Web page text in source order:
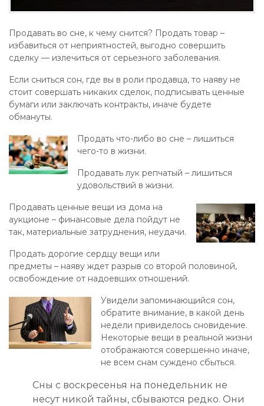
Продавать во сне, к чему снится? Продать товар –
избавиться от неприятностей, выгодно совершить
сделку — излечиться от серьезного заболевания.
Если сниться сон, где вы в роли продавца, то наяву не
стоит совершать никаких сделок, подписывать ценные
бумаги или заключать контракты, иначе будете
обмануты.
Продать что-либо во сне – лишиться
чего-то в жизни.
Продавать лук репчатый – лишиться
удовольствий в жизни.
Продавать ценные вещи из дома на
аукционе – финансовые дела пойдут не
так, материальные затруднения, неудачи.
Продать дорогие сердцу вещи или
предметы – наяву ждет разрыв со второй половиной,
освобождение от надоевших отношений.
Увидели запоминающийся сон,
обратите внимание, в какой день
недели привиделось сновидение.
Некоторые вещи в реальной жизни
отображаются совершенно иначе,
не всем снам суждено сбыться.
Сны с воскресенья на понедельник не
несут никой тайны, сбываются редко. Они